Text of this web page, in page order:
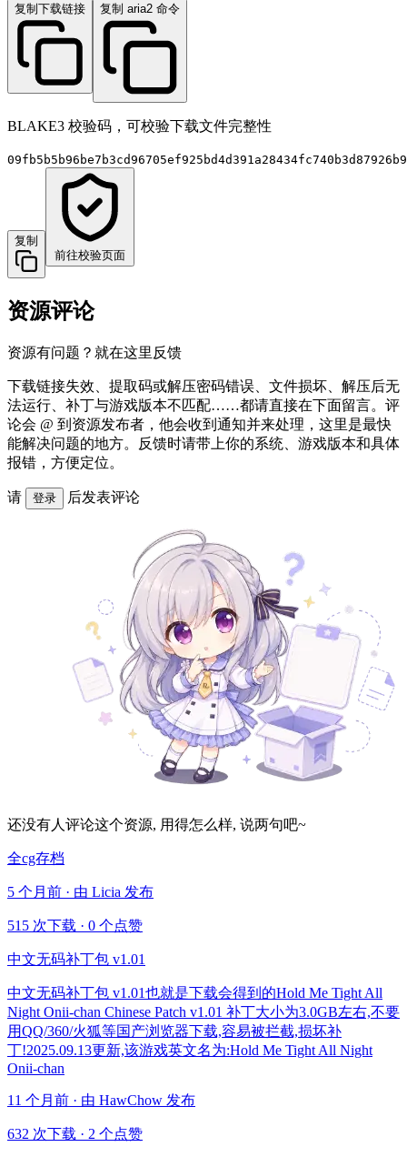
复制下载链接 复制 aria2 命令
BLAKE3 校验码，可校验下载文件完整性
复制
前往校验页面
资源评论
资源有问题？就在这里反馈
下载链接失效、提取码或解压密码错误、文件损坏、解压后无
法运行、补丁与游戏版本不匹配……都请直接在下面留言。评
论会 @ 到资源发布者，他会收到通知并来处理，这里是最快
能解决问题的地方。反馈时请带上你的系统、游戏版本和具体
报错，方便定位。
请 登录 后发表评论
还没有人评论这个资源, 用得怎么样, 说两句吧~
全cg存档
5 个月前 · 由 Licia 发布
515 次下载 · 0 个点赞
中文无码补丁包 v1.01
中文无码补丁包 v1.01也就是下载会得到的Hold Me Tight All
Night Onii-chan Chinese Patch v1.01 补丁大小为3.0GB左右,不要
用QQ/360/火狐等国产浏览器下载,容易被拦截,损坏补
丁!2025.09.13更新,该游戏英文名为:Hold Me Tight All Night
Onii-chan
11 个月前 · 由 HawChow 发布
632 次下载 · 2 个点赞